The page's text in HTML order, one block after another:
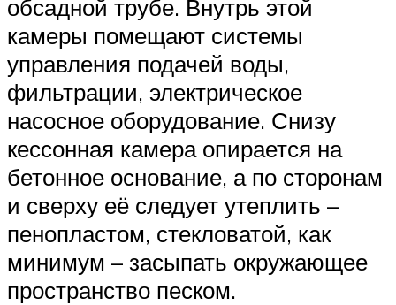
обсадной трубе. Внутрь этой
камеры помещают системы
управления подачей воды,
фильтрации, электрическое
насосное оборудование. Снизу
кессонная камера опирается на
бетонное основание, а по сторонам
и сверху её следует утеплить –
пенопластом, стекловатой, как
минимум – засыпать окружающее
пространство песком.